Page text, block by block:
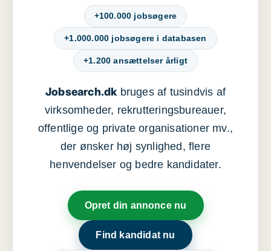
+100.000 jobsøgere
+1.000.000 jobsøgere i databasen
+1.200 ansættelser årligt
Jobsearch.dkbruges af tusindvis af
virksomheder, rekrutteringsbureauer,
offentlige og private organisationer mv.,
der ønsker høj synlighed, flere
henvendelser og bedre kandidater.
Opret din annonce nu
Find kandidat nu